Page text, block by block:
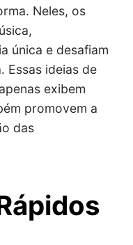
Neles, os
única e desafiam
Essas ideias de
exibem
promovem a
das